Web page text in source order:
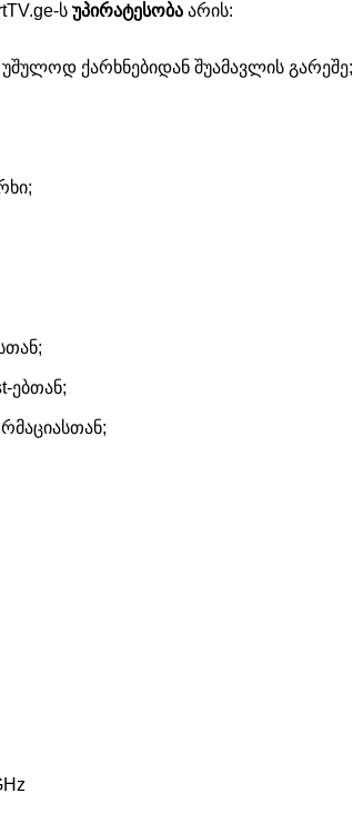
ს უპირატესობა არის:
ქარხნებიდან შუამავლის გარეშე;
ებთან;